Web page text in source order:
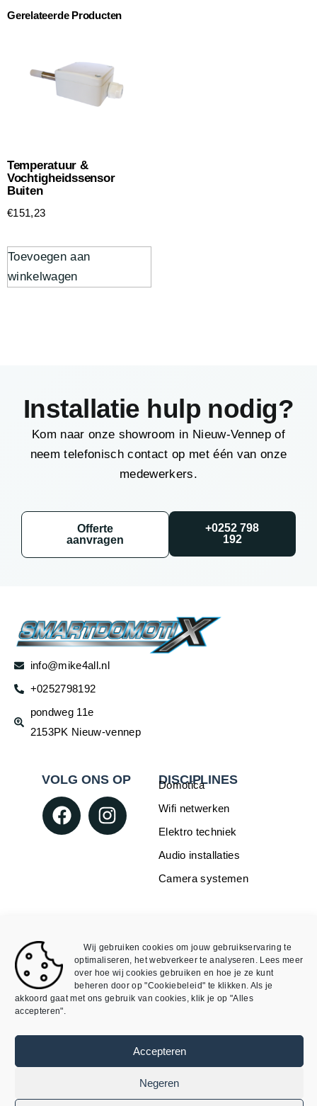
Wij gebruiken cookies om jouw gebruikservaring te
optimaliseren, het webverkeer te analyseren. Lees meer
over hoe wij cookies gebruiken en hoe je ze kunt
beheren door op "Cookiebeleid" te klikken. Als je
akkoord gaat met ons gebruik van cookies, klik je op "Alles
accepteren".
Accepteren
Negeren
Gerelateerde Producten
Temperatuur &
Vochtigheidssensor
Buiten
€151,23
Toevoegen aan
winkelwagen
Installatie hulp nodig?
Kom naar onze showroom in Nieuw-Vennep of
neem telefonisch contact op met één van onze
medewerkers.
Offerte
aanvragen
+0252 798
192
info@mike4all.nl
+0252798192
pondweg 11e
2153PK Nieuw-vennep
VOLG ONS OP DISCIPLINES
Domotica
Wifi netwerken
Elektro techniek
Audio installaties
Camera systemen
Void
Mijn account
Algemene Voorwaarden
Algemene Voorwaarden
webshop